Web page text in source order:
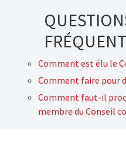
Comment est élu le
Comment faire pour
Comment faut-il
membre du Conseil